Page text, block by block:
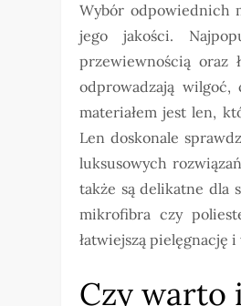
Wybór odpowiednich
jego jakości.
przewiewnością oraz
odprowadzają
materiałem jest len,
Len doskonale
luksusowych
także są delikatne dla
mikrofibra czy
łatwiejszą pielęgnację i
Czy warto